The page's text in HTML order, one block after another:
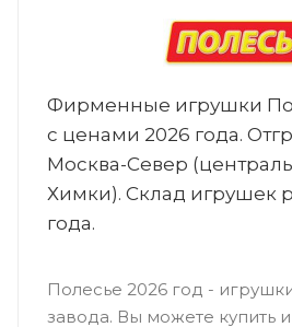
Фирменные игрушки
с ценами 2026 года.
Москва-Север
Химки). Склад игрушек
года.
Полесье 2026 год -
завода. Вы можете купить